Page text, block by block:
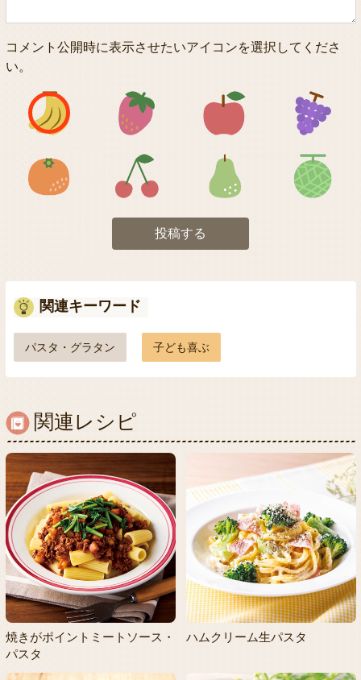
コメント公開時に表示させたいアイコンを選択してくださ
い。
アイコン1 アイコン2 アイコン3
アイコン5 アイコン6 アイコン7
投稿する
関連キーワード
パスタ・グラタン 子ども喜ぶ
関連レシピ
焼きがポイントミートソース・
パスタ
ハムクリーム生パスタ